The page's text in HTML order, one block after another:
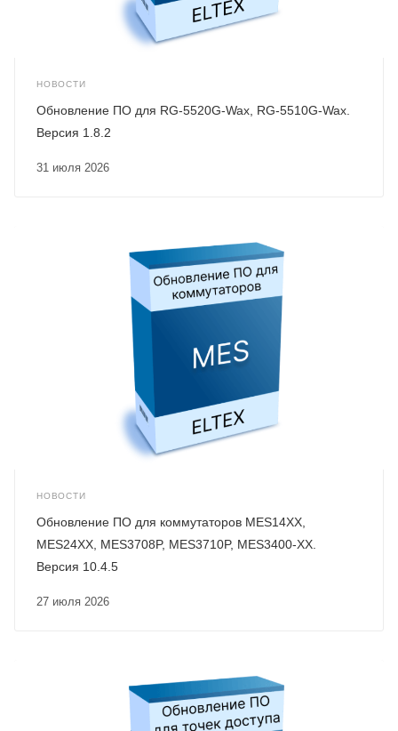
НОВОСТИ
31 июля 2026
Обновление ПО для RG-5520G-Wax, RG-5510G-Wax.
Версия 1.8.2
НОВОСТИ
27 июля 2026
Обновление ПО для коммутаторов MES14XX,
MES24XX, MES3708P, MES3710P, MES3400-XX.
Версия 10.4.5